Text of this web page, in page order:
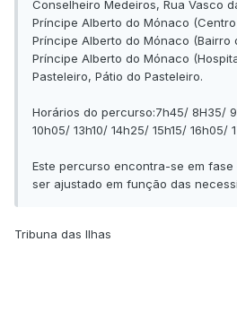
Conselheiro Medeiros, Rua Vasco
Príncipe Alberto do Mónaco
Príncipe Alberto do Mónaco (Bairro
Príncipe Alberto do Mónaco
Pasteleiro, Pátio do Pasteleiro.
Horários do percurso:7h45/ 8H35/
10h05/ 13h10/ 14h25/ 15h15/ 16h05/
Este percurso encontra-se em
ser ajustado em função das
Tribuna das Ilhas